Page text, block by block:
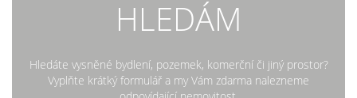
HLEDÁM
Hledáte vysněné bydlení, pozemek, komerční či jiný prostor?
Vyplňte krátký formulář a my Vám zdarma nalezneme